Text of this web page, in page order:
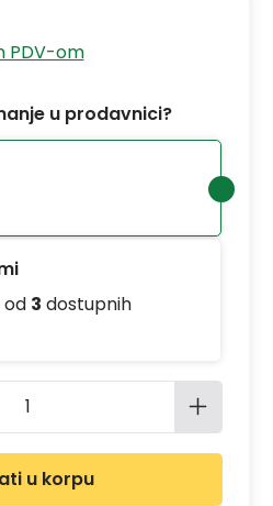
PDV-om
u prodavnici?
od 3 dostupnih
Unesite
u korpu